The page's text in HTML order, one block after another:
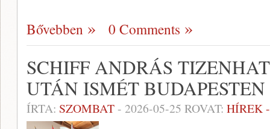
Bővebben 0 Comments
SCHIFF ANDRÁS
UTÁN ISMÉT BUDAPESTEN
ÍRTA: SZOMBAT- 2026-05-25 ROVAT: HÍREK